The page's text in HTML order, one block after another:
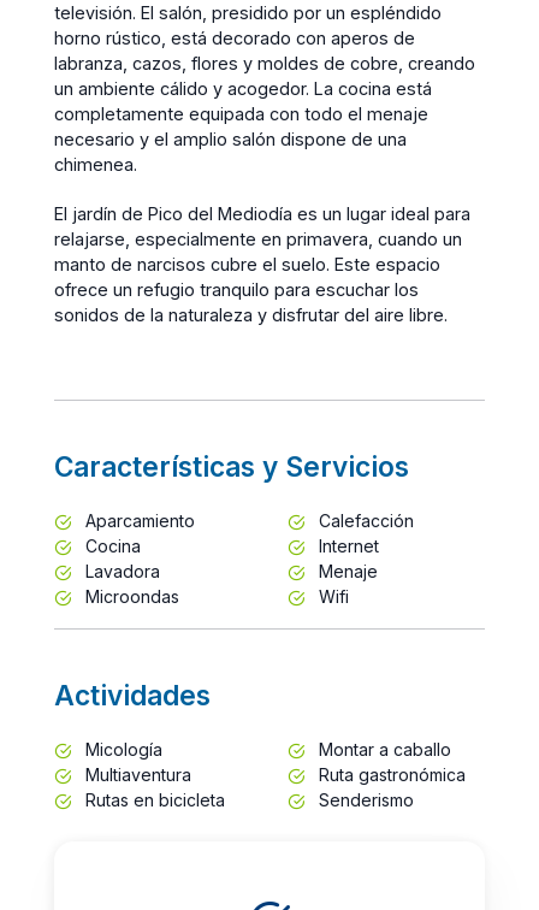
televisión. El salón, presidido por un espléndido
horno rústico, está decorado con aperos de
labranza, cazos, flores y moldes de cobre, creando
un ambiente cálido y acogedor. La cocina está
completamente equipada con todo el menaje
necesario y el amplio salón dispone de una
chimenea.
El jardín de Pico del Mediodía es un lugar ideal para
relajarse, especialmente en primavera, cuando un
manto de narcisos cubre el suelo. Este espacio
ofrece un refugio tranquilo para escuchar los
sonidos de la naturaleza y disfrutar del aire libre.
Características y Servicios
Aparcamiento
Calefacción
Cocina
Internet
Lavadora
Menaje
Microondas
Wifi
Actividades
Micología
Montar a caballo
Multiaventura
Ruta gastronómica
Rutas en bicicleta
Senderismo